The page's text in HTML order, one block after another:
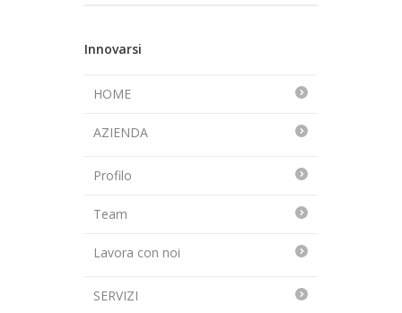
Innovarsi
HOME
AZIENDA
Profilo
Team
Lavora con noi
SERVIZI